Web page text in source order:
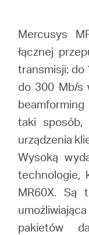
Mercusys
łącznej
transmisji: do
do 300 Mb/s
taki
urządzenia
Wysoką
technologie,
MR60X. Są
pakietów